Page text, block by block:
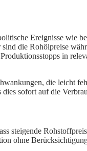
Ereignisse wie
die Rohölpreise
in
die leicht
sofort auf die
steigende
ohne